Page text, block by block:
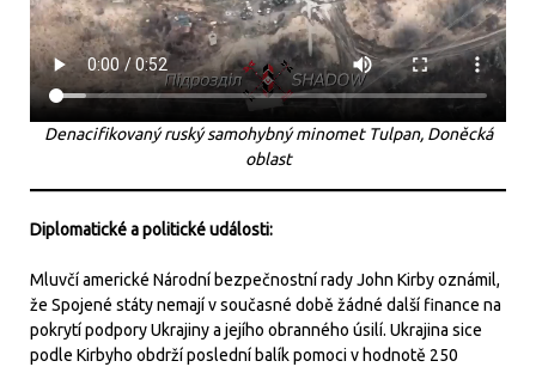
Denacifikovaný ruský samohybný minomet Tulpan, Doněcká
oblast
Diplomatické a politické události:
Mluvčí americké Národní bezpečnostní rady John Kirby oznámil,
že Spojené státy nemají v současné době žádné další finance na
pokrytí podpory Ukrajiny a jejího obranného úsilí. Ukrajina sice
podle Kirbyho obdrží poslední balík pomoci v hodnotě 250